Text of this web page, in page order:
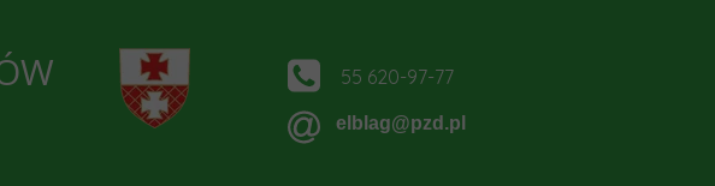
55 620-97-77
elblag@pzd.pl